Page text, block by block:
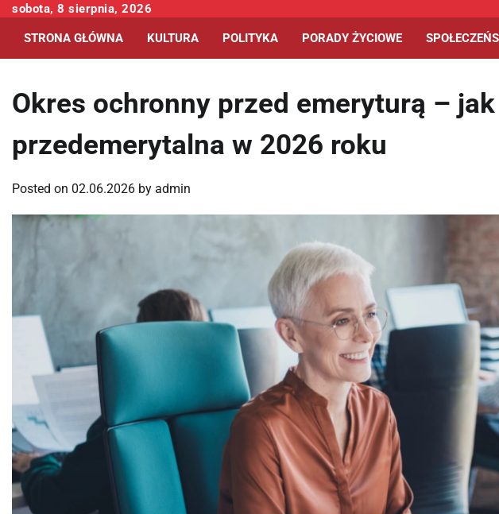
Skip
content
sobota, 8 sierpnia, 2026
STRONA GŁÓWNA KULTURA POLITYKA PORADY ŻYCIOWE
Okres ochronny przed emeryturą –
przedemerytalna w 2026 roku
Posted on 02.06.2026 by admin